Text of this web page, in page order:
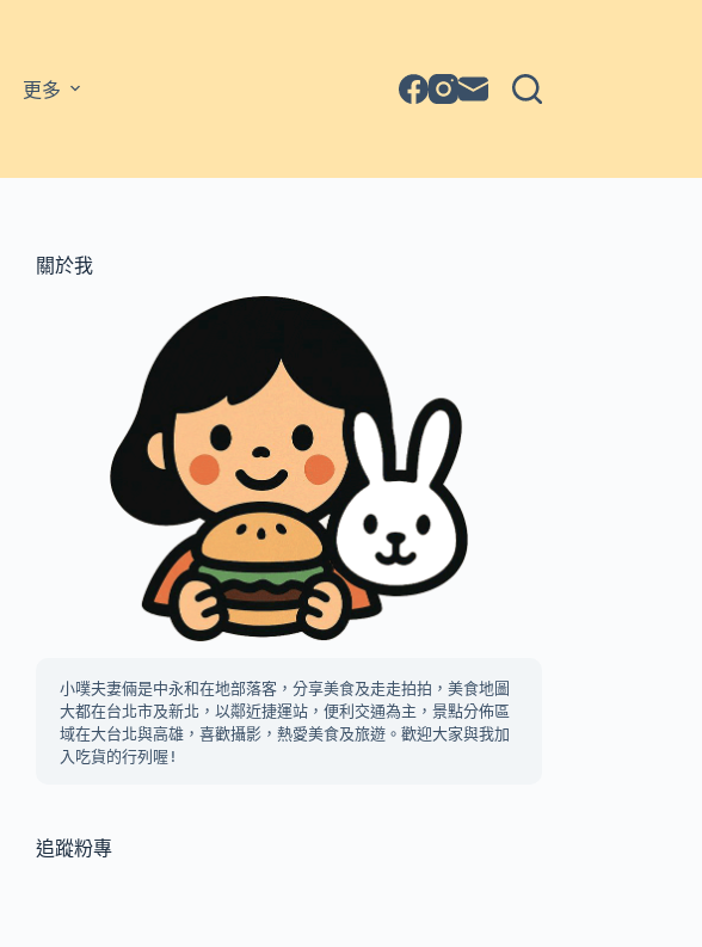
更多
關於我
小噗夫妻倆是中永和在地部落客，分享美食及走走拍拍，美食地圖
大都在台北市及新北，以鄰近捷運站，便利交通為主，景點分佈區
域在大台北與高雄，喜歡攝影，熱愛美食及旅遊。歡迎大家與我加
入吃貨的行列喔!
追蹤粉專